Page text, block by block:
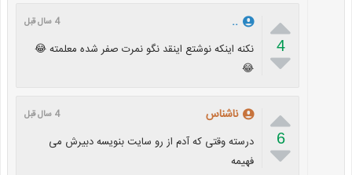

4

.. 4 سال قبل
نکنه اینکه نوشتع اینقد نگو نمرت صفر شده معلمته 😂
😂

6

ناشناس 4 سال قبل
درسته وقتی که آدم از رو سایت بنویسه دبیرش می
فهیمه